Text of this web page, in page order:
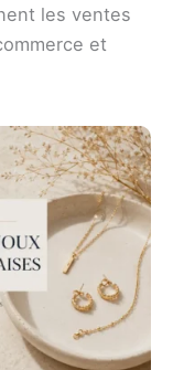
les ventes
et